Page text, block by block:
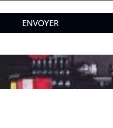
ENVOYER